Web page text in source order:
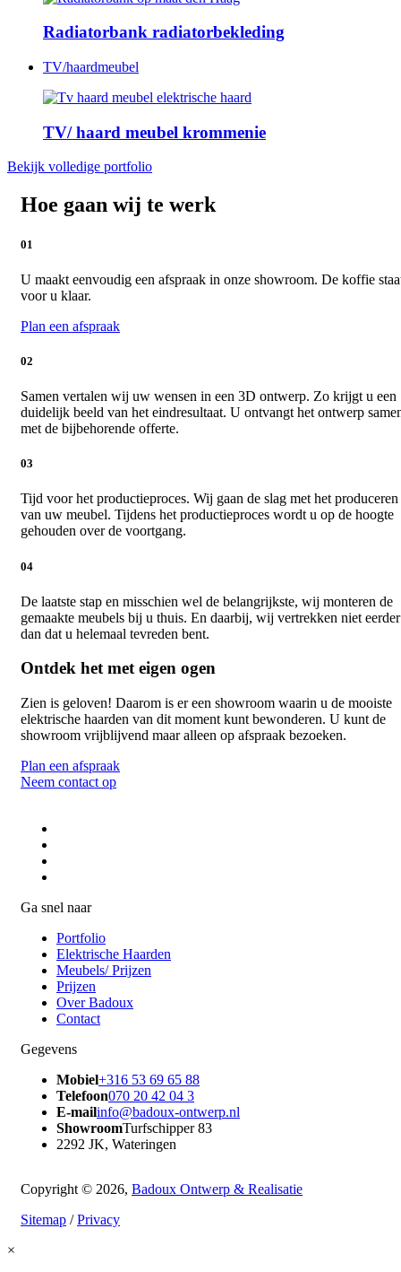
Radiatorbank radiatorbekleding
TV/haardmeubel
TV/ haard meubel krommenie
Bekijk volledige portfolio
Hoe gaan wij te werk
01
U maakt eenvoudig een afspraak in onze showroom. De koffie
voor u klaar.
Plan een afspraak
02
Samen vertalen wij uw wensen in een 3D ontwerp. Zo krijgt u een
duidelijk beeld van het eindresultaat. U ontvangt het ontwerp
met de bijbehorende offerte.
03
Tijd voor het productieproces. Wij gaan de slag met het produceren
van uw meubel. Tijdens het productieproces wordt u op de hoogte
gehouden over de voortgang.
04
De laatste stap en misschien wel de belangrijkste, wij monteren de
gemaakte meubels bij u thuis. En daarbij, wij vertrekken niet eerder
dan dat u helemaal tevreden bent.
Ontdek het met eigen ogen
Zien is geloven! Daarom is er een showroom waarin u de mooiste
elektrische haarden van dit moment kunt bewonderen. U kunt de
showroom vrijblijvend maar alleen op afspraak bezoeken.
Plan een afspraak
Neem contact op
Ga snel naar
Portfolio
Elektrische Haarden
Meubels/ Prijzen
Prijzen
Over Badoux
Contact
Gegevens
Mobiel+316 53 69 65 88
Telefoon070 20 42 04 3
E-mailinfo@badoux-ontwerp.nl
ShowroomTurfschipper 83
2292 JK, Wateringen
Copyright © 2026, Badoux Ontwerp & Realisatie
Sitemap /Privacy
×